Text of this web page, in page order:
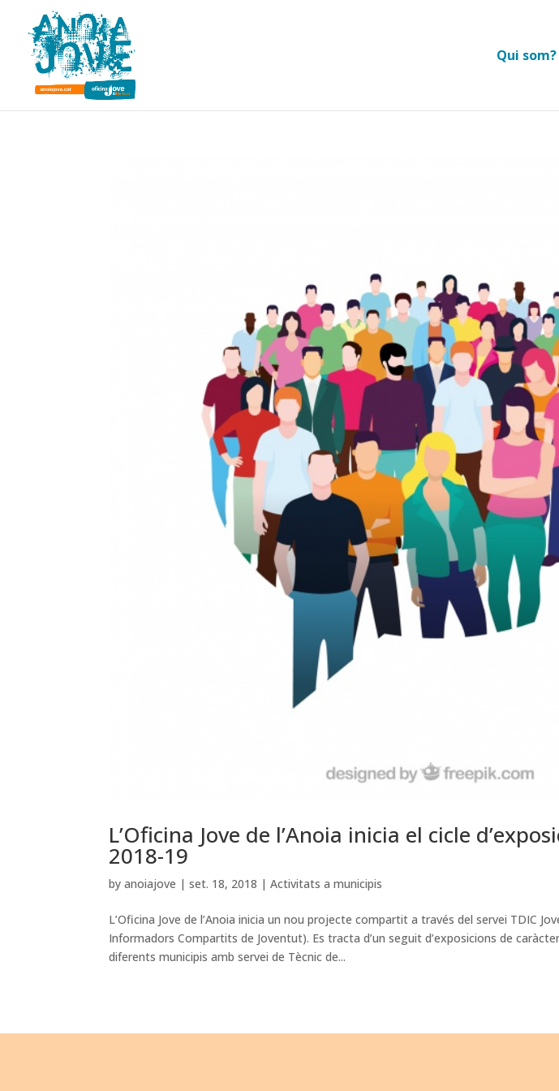
Qui som?
L’Oficina Jove de l’Anoia inicia el cicle
2018-19
byanoiajove |set. 18, 2018 |Activitats a municipis
L’Oficina Jove de l’Anoia inicia un nou projecte compartit a través del servei TDIC
Informadors Compartits de Joventut). Es tracta d’un seguit d’exposicions de
diferents municipis amb servei de Tècnic de...